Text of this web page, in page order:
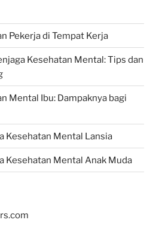
Pekerja di Tempat Kerja
Kesehatan Mental: Tips dan
Mental Ibu: Dampaknya bagi
Kesehatan Mental Lansia
Kesehatan Mental Anak Muda